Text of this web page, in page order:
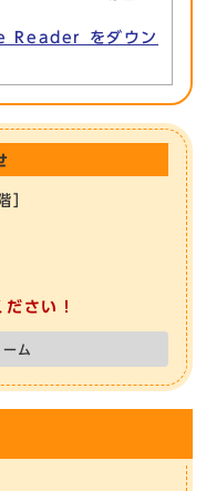
Reader をダウン
］
さい！
ム